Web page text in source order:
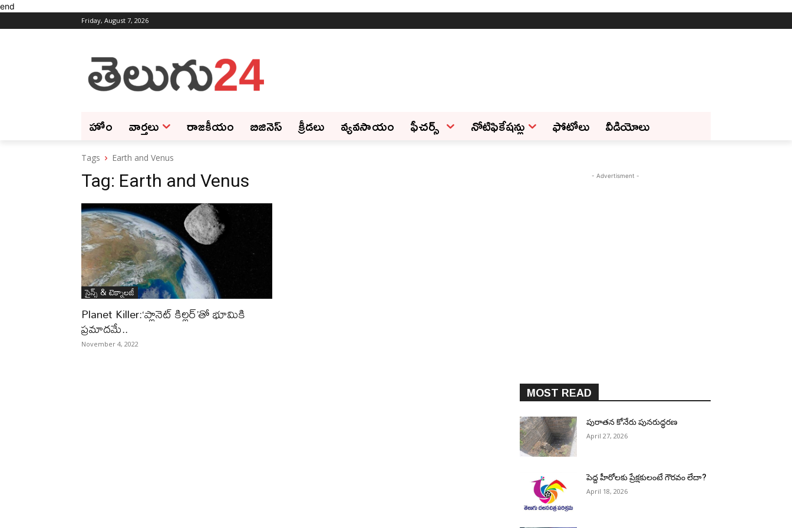
end
Friday, August 7, 2026
హోం వార్తలు రాజకీయం బిజినెస్‌ క్రీడలు వ్యవసాయం ఫీచ‌ర్స్ ‌ నోటిఫికేషన్లు ఫోటోలు వీడియోలు
Tags Earth and Venus
Tag: Earth and Venus
సైన్స్‌ & టెక్నాలజీ
Planet Killer:‘ప్లానెట్ కిల్లర్’తో భూమికి
ప్రమాదమే..
November 4, 2022
- Advertisment -
MOST READ
పురాత‌న కోనేరు పున‌రుద్ధ‌ర‌ణ
April 27, 2026
పెద్ద హీరోల‌కు ప్రేక్ష‌కులంటే గౌర‌వం లేదా?
April 18, 2026